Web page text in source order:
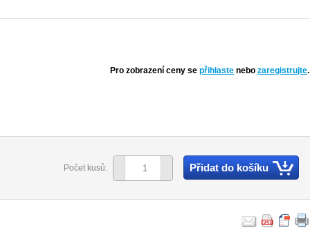
Pro zobrazení ceny se přihlaste nebo zaregistrujte.
Počet kusů: Přidat do košíku